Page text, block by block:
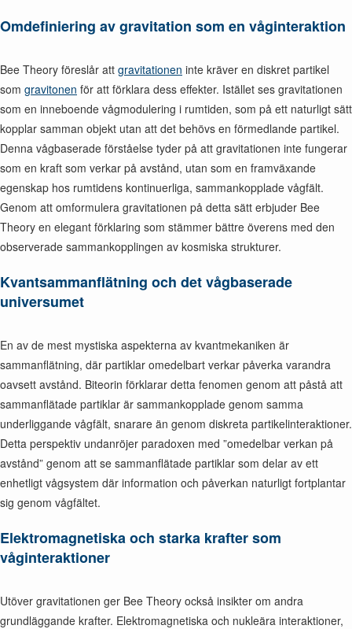
Omdefiniering av gravitation som en våginteraktion
Bee Theory föreslår att gravitationen inte kräver en diskret partikel
som gravitonen för att förklara dess effekter. Istället ses gravitationen
som en inneboende vågmodulering i rumtiden, som på ett naturligt sätt
kopplar samman objekt utan att det behövs en förmedlande partikel.
Denna vågbaserade förståelse tyder på att gravitationen inte fungerar
som en kraft som verkar på avstånd, utan som en framväxande
egenskap hos rumtidens kontinuerliga, sammankopplade vågfält.
Genom att omformulera gravitationen på detta sätt erbjuder Bee
Theory en elegant förklaring som stämmer bättre överens med den
observerade sammankopplingen av kosmiska strukturer.
Kvantsammanflätning och det vågbaserade
universumet
En av de mest mystiska aspekterna av kvantmekaniken är
sammanflätning, där partiklar omedelbart verkar påverka varandra
oavsett avstånd. Biteorin förklarar detta fenomen genom att påstå att
sammanflätade partiklar är sammankopplade genom samma
underliggande vågfält, snarare än genom diskreta partikelinteraktioner.
Detta perspektiv undanröjer paradoxen med ”omedelbar verkan på
avstånd” genom att se sammanflätade partiklar som delar av ett
enhetligt vågsystem där information och påverkan naturligt fortplantar
sig genom vågfältet.
Elektromagnetiska och starka krafter som
våginteraktioner
Utöver gravitationen ger Bee Theory också insikter om andra
grundläggande krafter. Elektromagnetiska och nukleära interaktioner,